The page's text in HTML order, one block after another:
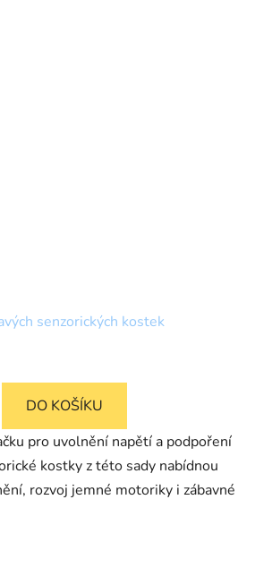
senzorických kostek
DO KOŠÍKU
pro uvolnění napětí a podpoření
kostky z této sady nabídnou
rozvoj jemné motoriky i zábavné